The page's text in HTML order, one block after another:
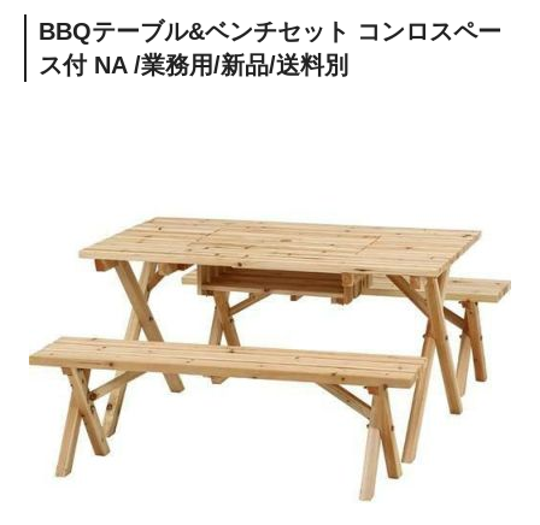
BBQテーブル&ベンチセット コンロスペー
ス付 NA /業務用/新品/送料別